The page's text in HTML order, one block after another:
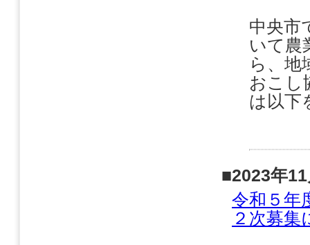
中央市
いて農
ら、地
おこし
は以下
■2023年
令和５年
２次募集